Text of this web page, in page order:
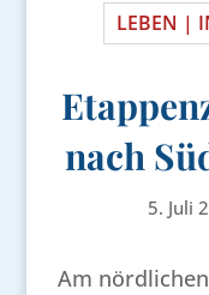
LEBEN |
nach
5. Juli
Am